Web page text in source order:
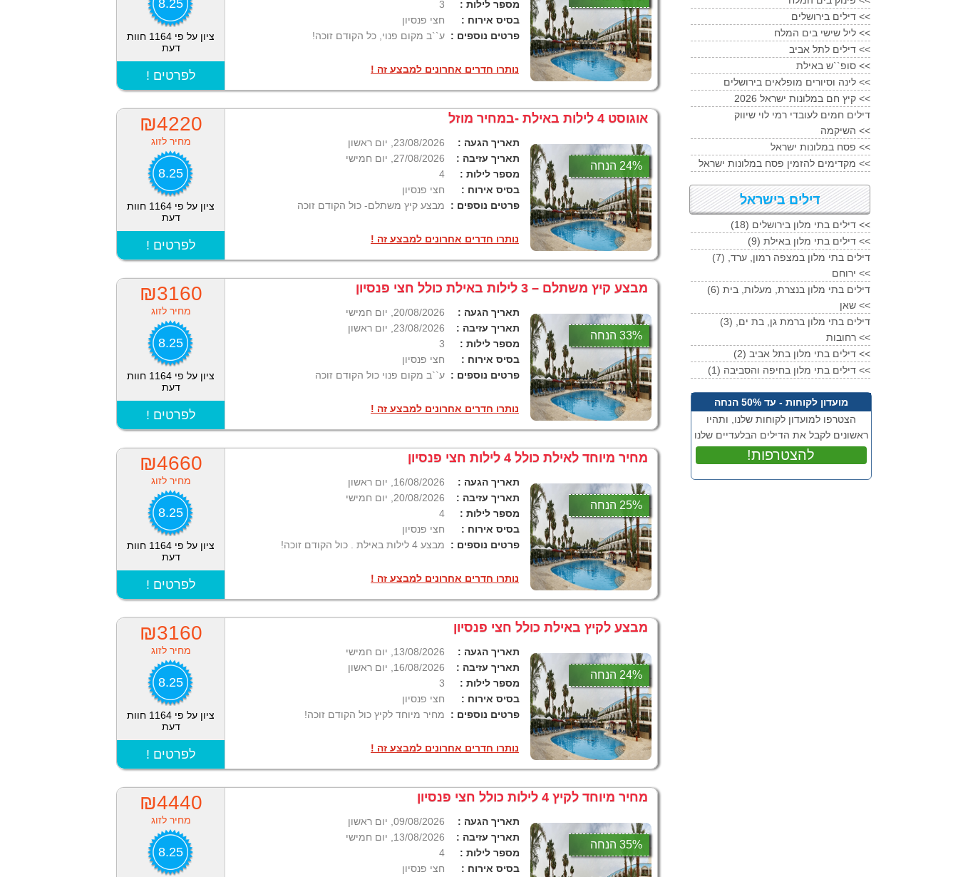
8.25
ציון על פי 1164 חוות
דעת
! לפרטים
מספר לילות :
3
בסיס אירוח :
חצי פנסיון
פרטים נוספים : ע``ב מקום פנוי, כל הקודם זוכה!
נותרו חדרים אחרונים למבצע זה !
₪4220
מחיר לזוג
8.25
ציון על פי 1164 חוות
דעת
! לפרטים
אוגוסט 4 לילות באילת -במחיר מוזל
תאריך הגעה :
23/08/2026, יום ראשון
תאריך עזיבה :
27/08/2026, יום חמישי
מספר לילות :
4
בסיס אירוח :
חצי פנסיון
פרטים נוספים :
מבצע קיץ משתלם- כול הקודם זוכה
נותרו חדרים אחרונים למבצע זה !
24% הנחה
₪3160
מחיר לזוג
8.25
ציון על פי 1164 חוות
דעת
! לפרטים
מבצע קיץ משתלם – 3 לילות באילת כולל חצי פנסיון
תאריך הגעה :
20/08/2026, יום חמישי
תאריך עזיבה :
23/08/2026, יום ראשון
מספר לילות :
3
בסיס אירוח :
חצי פנסיון
פרטים נוספים : ע``ב מקום פנוי כול הקודם זוכה
נותרו חדרים אחרונים למבצע זה !
33% הנחה
₪4660
מחיר לזוג
8.25
ציון על פי 1164 חוות
דעת
! לפרטים
מחיר מיוחד לאילת כולל 4 לילות חצי פנסיון
תאריך הגעה :
16/08/2026, יום ראשון
תאריך עזיבה :
20/08/2026, יום חמישי
מספר לילות :
4
בסיס אירוח :
חצי פנסיון
פרטים נוספים :
מבצע 4 לילות באילת . כול הקודם זוכה!
נותרו חדרים אחרונים למבצע זה !
25% הנחה
₪3160
מחיר לזוג
8.25
ציון על פי 1164 חוות
דעת
! לפרטים
מבצע לקיץ באילת כולל חצי פנסיון
תאריך הגעה :
13/08/2026, יום חמישי
תאריך עזיבה :
16/08/2026, יום ראשון
מספר לילות :
3
בסיס אירוח :
חצי פנסיון
פרטים נוספים :
מחיר מיוחד לקיץ כול הקודם זוכה!
נותרו חדרים אחרונים למבצע זה !
24% הנחה
₪4440
מחיר לזוג
8.25
מחיר מיוחד לקיץ 4 לילות כולל חצי פנסיון
תאריך הגעה :
09/08/2026, יום ראשון
תאריך עזיבה :
13/08/2026, יום חמישי
מספר לילות :
4
בסיס אירוח :
חצי פנסיון
35% הנחה
דילים בירושלים <<
ליל שישי בים המלח <<
דילים לתל אביב <<
סופ``ש באילת <<
לינה וסיורים מופלאים בירושלים <<
קיץ חם במלונות ישראל 2026 <<
דילים חמים לעובדי רמי לוי שיווק
השיקמה <<
פסח במלונות ישראל <<
מקדימים להזמין פסח במלונות ישראל <<
דילים בישראל
(18) דילים בתי מלון בירושלים <<
(9) דילים בתי מלון באילת <<
(7) דילים בתי מלון במצפה רמון, ערד,
ירוחם <<
(6) דילים בתי מלון בנצרת, מעלות, בית
שאן <<
(3) דילים בתי מלון ברמת גן, בת ים,
רחובות <<
(2) דילים בתי מלון בתל אביב <<
(1) דילים בתי מלון בחיפה והסביבה <<
מועדון לקוחות - עד 50% הנחה
הצטרפו למועדון לקוחות שלנו, ותהיו
ראשונים לקבל את הדילים הבלעדיים שלנו
!להצטרפות